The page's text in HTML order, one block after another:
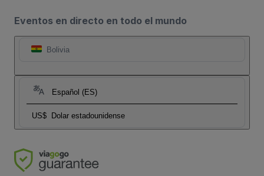
Eventos en directo en todo el mundo
Bolivia
Español (ES)
US$ Dolar estadounidense